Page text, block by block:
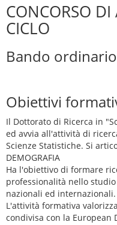
CONCORSO
CICLO
Bando ordinario
Obiettivi
Il Dottorato di Ricerca in
ed avvia all'attività di
Scienze Statistiche. Si
DEMOGRAFIA
Ha l'obiettivo di formare
professionalità nello
nazionali ed internazionali.
L'attività formativa
condivisa con la European